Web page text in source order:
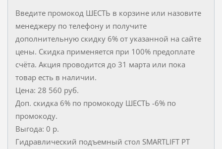
Введите промокод ШЕСТЬ в корзине или назовите
менеджеру по телефону и получите
дополнительную скидку 6% от указанной на сайте
цены. Скидка применяется при 100% предоплате
счёта. Акция проводится до 31 марта или пока
товар есть в наличии.
Цена: 28 560 руб.
Доп. скидка 6% по промокоду ШЕСТЬ -6% по
промокоду.
Выгода: 0 р.
Гидравлический подъемный стол SMARTLIFT PT